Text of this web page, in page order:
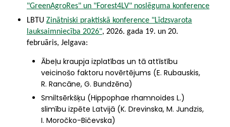
"GreenAgroRes" un "Forest4LV" noslēguma konference
LBTU Zinātniski praktiskā konference "Līdzsvarota
lauksaimniecība 2026", 2026. gada 19. un 20.
februāris, Jelgava:
Ābeļu kraupja izplatības un tā attīstību
veicinošo faktoru novērtējums (E. Rubauskis,
R. Rancāne, G. Bundzēna)
Smiltsērkšķu (Hippophae rhamnoides L.)
slimību izpēte Latvijā (K. Drevinska, M. Jundzis,
I. Moročko-Bičevska)